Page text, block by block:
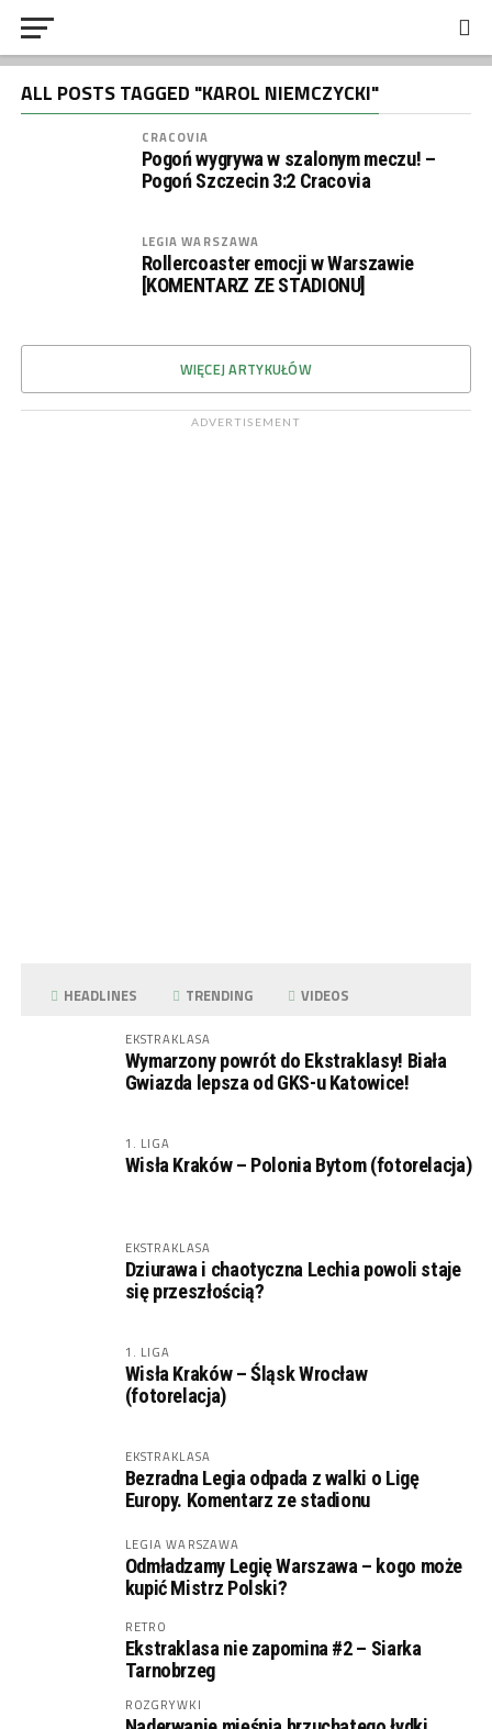
ALL POSTS TAGGED "KAROL NIEMCZYCKI"
CRACOVIA
Pogoń wygrywa w szalonym meczu! –
Pogoń Szczecin 3:2 Cracovia
LEGIA WARSZAWA
Rollercoaster emocji w Warszawie
[KOMENTARZ ZE STADIONU]
WIĘCEJ ARTYKUŁÓW
ADVERTISEMENT
HEADLINES TRENDING VIDEOS
EKSTRAKLASA
Wymarzony powrót do Ekstraklasy! Biała
Gwiazda lepsza od GKS-u Katowice!
1. LIGA
Wisła Kraków – Polonia Bytom (fotorelacja)
EKSTRAKLASA
Dziurawa i chaotyczna Lechia powoli staje
się przeszłością?
1. LIGA
Wisła Kraków – Śląsk Wrocław
(fotorelacja)
EKSTRAKLASA
Bezradna Legia odpada z walki o Ligę
Europy. Komentarz ze stadionu
LEGIA WARSZAWA
Odmładzamy Legię Warszawa – kogo może
kupić Mistrz Polski?
RETRO
Ekstraklasa nie zapomina #2 – Siarka
Tarnobrzeg
ROZGRYWKI